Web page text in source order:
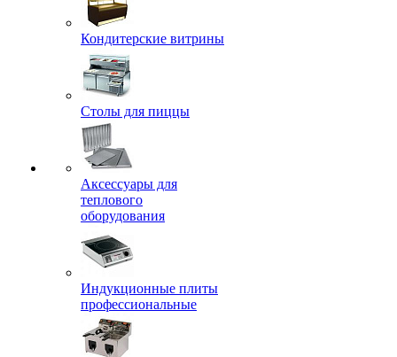
Кондитерские витрины
Столы для пиццы
Аксессуары для
теплового
оборудования
Индукционные плиты
профессиональные